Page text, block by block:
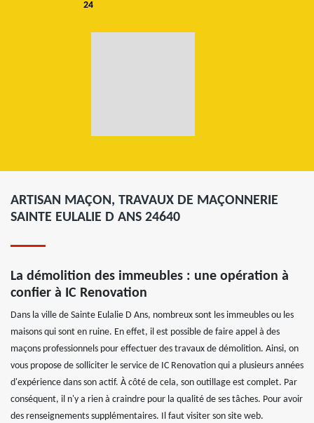
24
ARTISAN MAÇON, TRAVAUX DE MAÇONNERIE
SAINTE EULALIE D ANS 24640
La démolition des immeubles : une opération à
confier à IC Renovation
Dans la ville de Sainte Eulalie D Ans, nombreux sont les immeubles ou les
maisons qui sont en ruine. En effet, il est possible de faire appel à des
maçons professionnels pour effectuer des travaux de démolition. Ainsi, on
vous propose de solliciter le service de IC Renovation qui a plusieurs années
d'expérience dans son actif. À côté de cela, son outillage est complet. Par
conséquent, il n'y a rien à craindre pour la qualité de ses tâches. Pour avoir
des renseignements supplémentaires. Il faut visiter son site web.